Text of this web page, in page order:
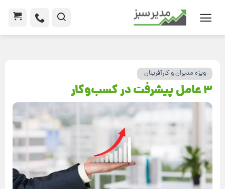
ویژه مدیران و کارآفرینان
۳ عامل پیشرفت در کسب‌و‌کار